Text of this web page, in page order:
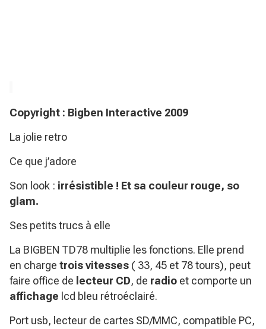
Copyright : Bigben Interactive 2009
La jolie retro
Ce que j’adore
Son look : irrésistible ! Et sa couleur rouge, so
glam.
Ses petits trucs à elle
La BIGBEN TD78 multiplie les fonctions. Elle prend
en charge trois vitesses ( 33, 45 et 78 tours), peut
faire office de lecteur CD, de radio et comporte un
affichage lcd bleu rétroéclairé.
Port usb, lecteur de cartes SD/MMC, compatible PC,